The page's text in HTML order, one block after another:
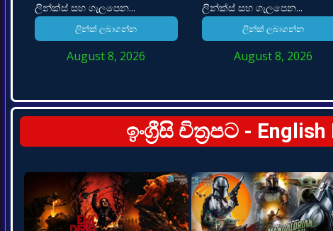
ලින්ක්ස් සහ ගැලපෙන...
ලින්ක් ලබාගන්න
August 8, 2026
ලින්ක්ස් සහ ගැලපෙන...
ලින්ක් ලබාගන්න
August 8, 2026
ඉංග්‍රීසි චිත්‍රපට -